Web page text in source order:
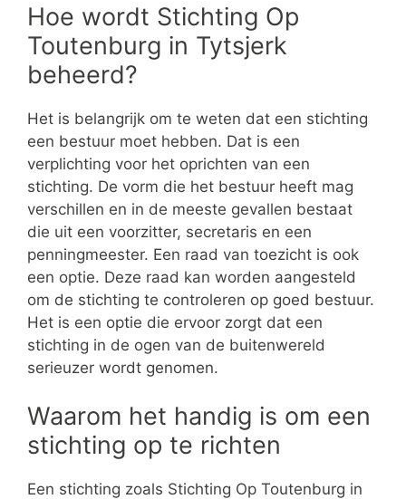
Hoe wordt Stichting Op
Toutenburg in Tytsjerk
beheerd?
Het is belangrijk om te weten dat een stichting
een bestuur moet hebben. Dat is een
verplichting voor het oprichten van een
stichting. De vorm die het bestuur heeft mag
verschillen en in de meeste gevallen bestaat
die uit een voorzitter, secretaris en een
penningmeester. Een raad van toezicht is ook
een optie. Deze raad kan worden aangesteld
om de stichting te controleren op goed bestuur.
Het is een optie die ervoor zorgt dat een
stichting in de ogen van de buitenwereld
serieuzer wordt genomen.
Waarom het handig is om een
stichting op te richten
Een stichting zoals Stichting Op Toutenburg in